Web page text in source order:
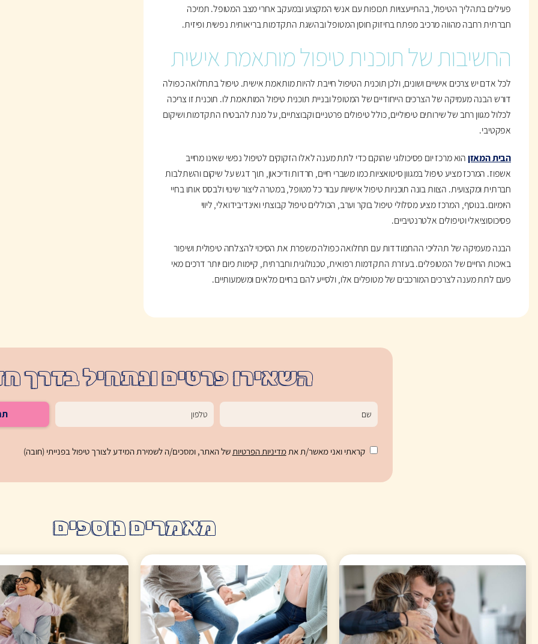
פעילים בתהליך הטיפול, בהתייעצויות תכופות עם אנשי המקצוע ובמעקב אחרי מצב המטופל. תמיכה
חברתית רחבה מהווה מרכיב מפתח בחיזוק חוסן המטופל ובהשגת התקדמות בריאותית נפשית ופיזית.
החשיבות של תוכנית טיפול מותאמת אישית
לכל אדם יש צרכים אישיים ושונים, ולכן תוכנית הטיפול חייבת להיות מותאמת אישית. טיפול בתחלואה כפולה
דורש הבנה מעמיקה של הצרכים הייחודיים של המטופל ובניית תוכנית טיפול המותאמת לו. תוכנית זו צריכה
לכלול מגוון רחב של שירותים טיפוליים, כולל טיפולים פרטניים וקבוצתיים, על מנת להבטיח התקדמות ושיקום
אפקטיבי.
הבית המאזןהוא מרכז יום פסיכולוגי שהוקם כדי לתת מענה לאלו הזקוקים לטיפול נפשי שאינו מחייב
אשפוז. המרכז מציע טיפול במגוון סיטואציות כמו משברי חיים, חרדות ודיכאון, תוך דגש על שיקום והשתלבות
חברתית ומקצועית. הצוות בונה תוכניות טיפול אישיות עבור כל מטופל, במטרה ליצור שינוי ולבסס אותו בחיי
היומיום. בנוסף, המרכז מציע מסלולי טיפול בוקר וערב, הכוללים טיפול קבוצתי ואינדיבידואלי, ליווי
פסיכוסוציאלי וטיפולים אלטרנטיביים.
הבנה מעמיקה של תהליכי ההתמודדות עם תחלואה כפולה משפרת את הסיכוי להצלחה טיפולית ושיפור
באיכות החיים של המטופלים. בעזרת התקדמות רפואית, טכנולוגית וחברתית, קיימות כיום יותר דרכים מאי
פעם לתת מענה לצרכים המורכבים של מטופלים אלו, ולסייע להם בחיים מלאים ומשמעותיים.
השאירו פרטים ונתחיל בדרך
קראתי ואני מאשר/ת אתמדיניות הפרטיותשל האתר, ומסכים/ה לשמירת המידע לצורך טיפול בפנייתי (חובה)
מאמרים נוספים